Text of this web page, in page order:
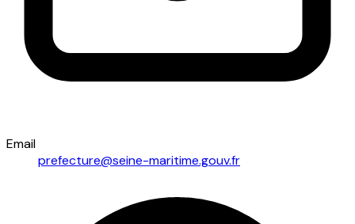
Email
prefecture@seine-maritime.gouv.fr